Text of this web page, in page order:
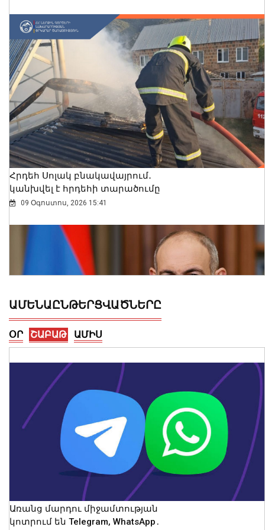
Հրդեհ Սոլակ բնակավայրում․
կանխվել է հրդեհի տարածումը
09 Օգոստոս, 2026 15:41
ՀՀ-ն պատրաստակամ է խորացնելու
Սինգապուրի հետ
համագործակցությունը երկուստեք
հետաքրքրություն ներկայացնող
ոլորտներում. վարչապետ
09 Օգոստոս, 2026 15:13
ԱՄԵՆԱԸՆԹԵՐՑՎԱԾՆԵՐԸ
ՕՐ ՇԱԲԱԹ ԱՄԻՍ
Առանց մարդու միջամտության
կոտրում են Telegram, WhatsApp․